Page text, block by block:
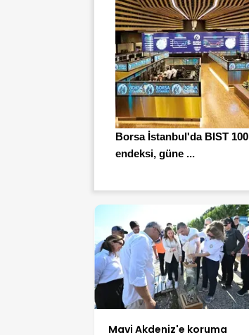
Borsa İstanbul'da BIST 100
endeksi, güne ...
Mavi Akdeniz'e koruma